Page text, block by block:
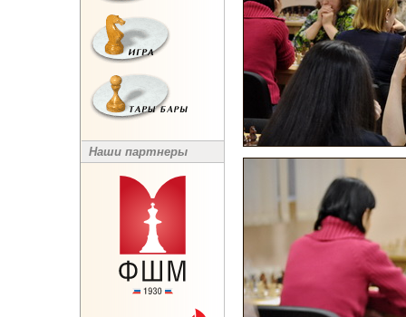
Наши партнеры